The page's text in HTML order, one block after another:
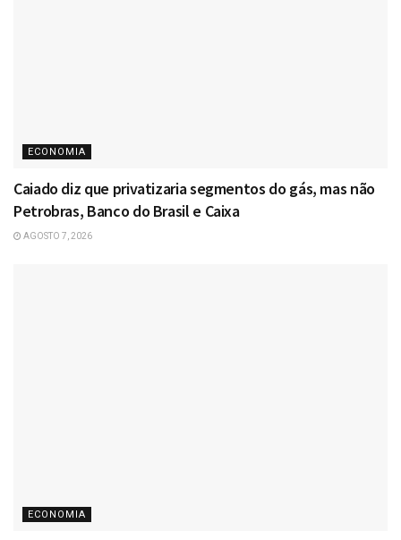
ECONOMIA
Caiado diz que privatizaria segmentos do gás, mas não
Petrobras, Banco do Brasil e Caixa
AGOSTO 7, 2026
ECONOMIA